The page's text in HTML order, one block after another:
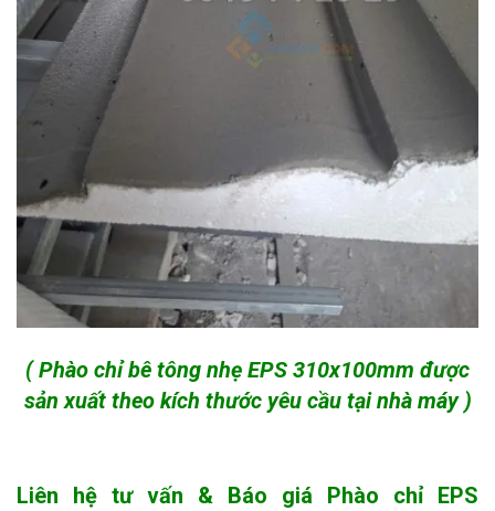
( Phào chỉ bê tông nhẹ EPS 310x100mm được
sản xuất theo kích thước yêu cầu tại nhà máy )
Liên hệ tư vấn & Báo giá Phào chỉ EPS